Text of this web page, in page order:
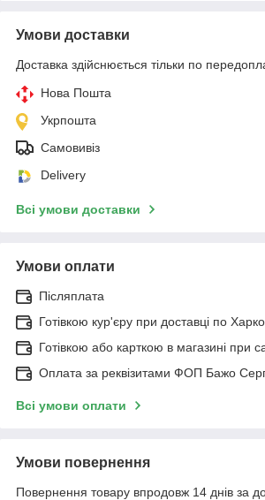
Умови доставки
Доставка здійснюється тільки по
Нова Пошта
Укрпошта
Самовивіз
Delivery
Всі умови доставки
Умови оплати
Післяплата
Готівкою кур'єру при доставці по
Готівкою або карткою в магазині при
Оплата за реквізитами ФОП Бажо
Всі умови оплати
Умови повернення
Повернення товару впродовж 14 днів за